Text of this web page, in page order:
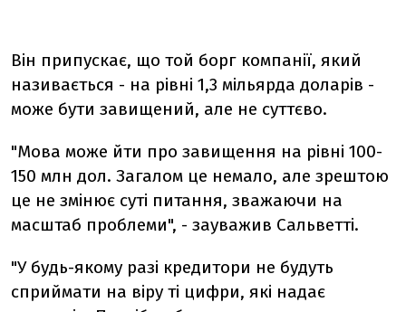
Він припускає, що той борг компанії, який
називається - на рівні 1,3 мільярда доларів -
може бути завищений, але не суттєво.
"Мова може йти про завищення на рівні 100-
150 млн дол. Загалом це немало, але зрештою
це не змінює суті питання, зважаючи на
масштаб проблеми", - зауважив Сальветті.
"У будь-якому разі кредитори не будуть
сприймати на віру ті цифри, які надає